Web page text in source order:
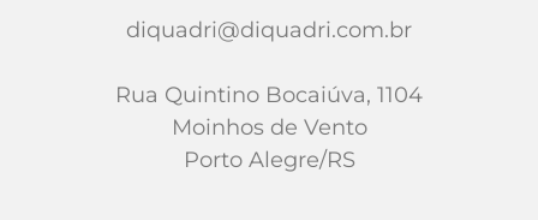
diquadri@diquadri.com.br
Rua Quintino Bocaiúva, 1104
Moinhos de Vento
Porto Alegre/RS